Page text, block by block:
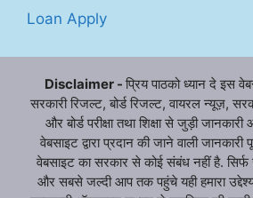
Loan Apply
Disclaimer - प्रिय पाठको ध्यान दे इस
सरकारी रिजल्ट, बोर्ड रिजल्ट, वायरल न्यूज़,
और बोर्ड परीक्षा तथा शिक्षा से जुड़ी
वेबसाइट द्वारा प्रदान की जाने वाली
वेबसाइट का सरकार से कोई संबंध नहीं है.
और सबसे जल्दी आप तक पहुंचे यही हमारा